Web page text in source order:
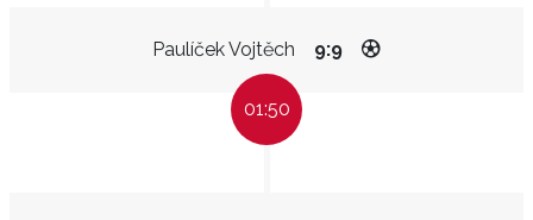
Paulíček Vojtěch 9:9
01:50